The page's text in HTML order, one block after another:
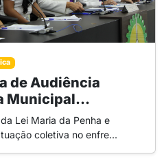
de Audiência
Municipal...
Lei Maria da Penha e
coletiva no enfre...